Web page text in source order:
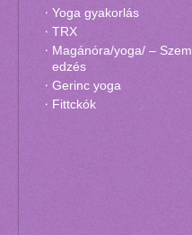
Yoga gyakorlás
TRX
Magánóra/yoga/ –
edzés
Gerinc yoga
Fittckók